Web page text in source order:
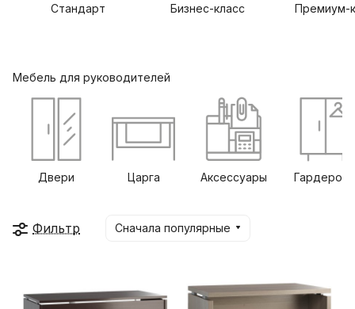
Стандарт Бизнес-класс Премиум-
Мебель для руководителей
Двери Царга Аксессуары
Фильтр Сначала популярные